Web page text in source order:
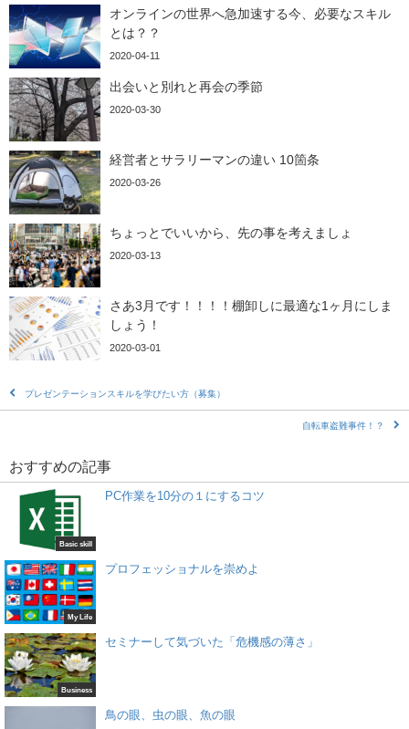
オンラインの世界へ急加速する今、必要なスキル
とは？？
2020-04-11
出会いと別れと再会の季節
2020-03-30
経営者とサラリーマンの違い 10箇条
2020-03-26
ちょっとでいいから、先の事を考えましょ
2020-03-13
さあ3月です！！！！棚卸しに最適な1ヶ月にしま
しょう！
2020-03-01
プレゼンテーションスキルを学びたい方（募集）
自転車盗難事件！？
おすすめの記事
Basic skill
PC作業を10分の１にするコツ
My Life
プロフェッショナルを崇めよ
Business
セミナーして気づいた「危機感の薄さ」
鳥の眼、虫の眼、魚の眼